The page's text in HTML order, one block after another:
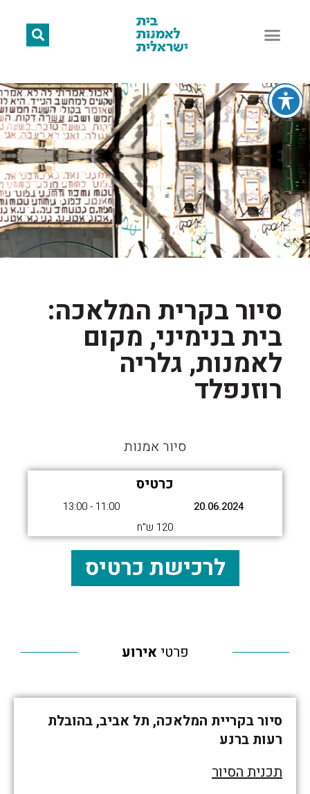
סיור בקרית המלאכה:
בית בנימיני, מקום
לאמנות, גלריה
רוזנפלד
סיור אמנות
כרטיס
20.06.2024
11:00 - 13:00
120 ש"ח
לרכישת כרטיס
פרטי אירוע
סיור בקריית המלאכה, תל אביב, בהובלת
רעות ברנע
תכנית הסיור